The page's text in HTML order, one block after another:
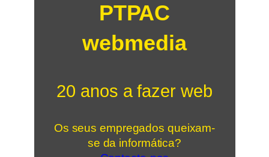
PTPAC
webmedia
20 anos a fazer web
Os seus empregados queixam-
se da informática?